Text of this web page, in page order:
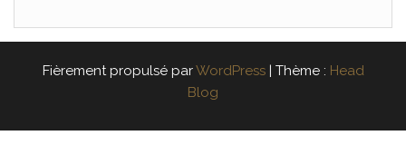
Fièrement propulsé parWordPress Thème : Head
Blog